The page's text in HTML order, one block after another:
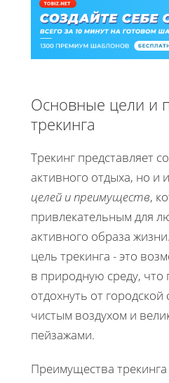
Основные цели и
трекинга
Трекинг представляет
активного отдыха, но и
целей и преимуществ,
привлекательным для
активного образа
цель трекинга - это
в природную среду, что
отдохнуть от городской
чистым воздухом и
пейзажами.
Преимущества